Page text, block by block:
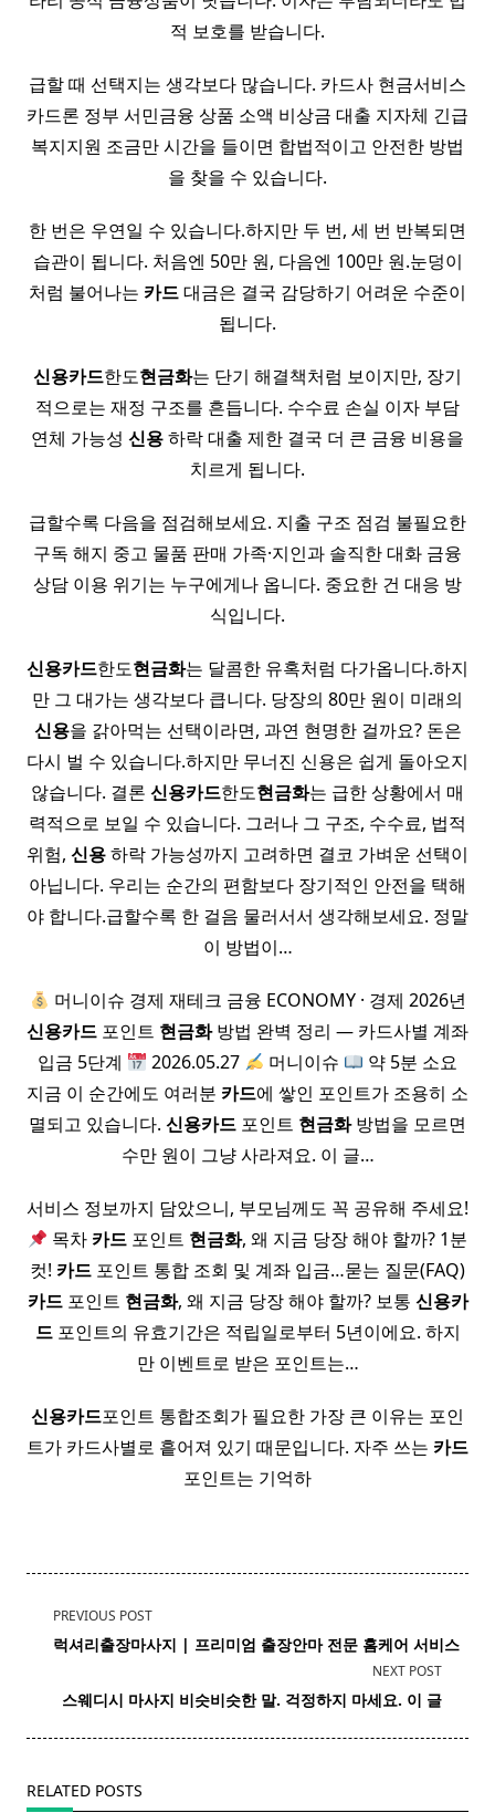
적 보호를 받습니다.
급할 때 선택지는 생각보다 많습니다. 카드사 현금서비스
카드론 정부 서민금융 상품 소액 비상금 대출 지자체 긴급
복지지원 조금만 시간을 들이면 합법적이고 안전한 방법
을 찾을 수 있습니다.
한 번은 우연일 수 있습니다.하지만 두 번, 세 번 반복되면
습관이 됩니다. 처음엔 50만 원, 다음엔 100만 원.눈덩이
처럼 불어나는 카드대금은 결국 감당하기 어려운 수준이
됩니다.
신용카드한도현금화는 단기 해결책처럼 보이지만, 장기
적으로는 재정 구조를 흔듭니다. 수수료 손실 이자 부담
연체 가능성 신용하락 대출 제한 결국 더 큰 금융 비용을
치르게 됩니다.
급할수록 다음을 점검해보세요. 지출 구조 점검 불필요한
구독 해지 중고 물품 판매 가족·지인과 솔직한 대화 금융
상담 이용 위기는 누구에게나 옵니다. 중요한 건 대응 방
식입니다.
신용카드한도현금화는 달콤한 유혹처럼 다가옵니다.하지
만 그 대가는 생각보다 큽니다. 당장의 80만 원이 미래의
신용을 갉아먹는 선택이라면, 과연 현명한 걸까요? 돈은
다시 벌 수 있습니다.하지만 무너진 신용은 쉽게 돌아오지
않습니다. 결론 신용카드한도현금화는 급한 상황에서 매
력적으로 보일 수 있습니다. 그러나 그 구조, 수수료, 법적
위험, 신용하락 가능성까지 고려하면 결코 가벼운 선택이
아닙니다. 우리는 순간의 편함보다 장기적인 안전을 택해
야 합니다.급할수록 한 걸음 물러서서 생각해보세요. 정말
이 방법이…
머니이슈 경제 재테크 금융 ECONOMY · 경제 2026년
신용카드 포인트 현금화방법 완벽 정리 — 카드사별 계좌
입금 5단계
2026.05.27 머니이슈
약 5분 소요
지금 이 순간에도 여러분 카드에 쌓인 포인트가 조용히 소
멸되고 있습니다. 신용카드 포인트 현금화방법을 모르면
수만 원이 그냥 사라져요. 이 글…
서비스 정보까지 담았으니, 부모님께도 꼭 공유해 주세요!
목차 카드 포인트 현금화, 왜 지금 당장 해야 할까? 1분
컷! 카드 포인트 통합 조회 및 계좌 입금…묻는 질문(FAQ)
카드포인트 현금화, 왜 지금 당장 해야 할까? 보통 신용카
드포인트의 유효기간은 적립일로부터 5년이에요. 하지
만 이벤트로 받은 포인트는…
신용카드포인트 통합조회가 필요한 가장 큰 이유는 포인
트가 카드사별로 흩어져 있기 때문입니다. 자주 쓰는 카드
포인트는 기억하
<span
class="nav-
screen-
text">Page</span>
PREVIOUS POST
럭셔리출장마사지 | 프리미엄 출장안마 전문 홈케어 서비스
NEXT POST
스웨디시 마사지 비슷비슷한 말. 걱정하지 마세요. 이 글
RELATED POSTS